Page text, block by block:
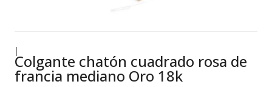
|
Colgante chatón cuadrado rosa de
francia mediano Oro 18k